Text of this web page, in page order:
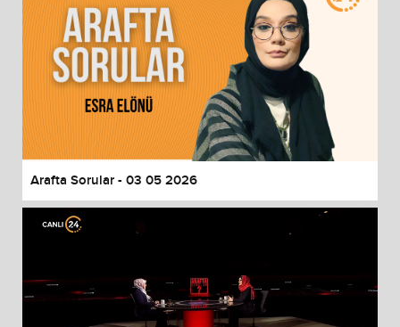
Arafta Sorular - 03 05 2026